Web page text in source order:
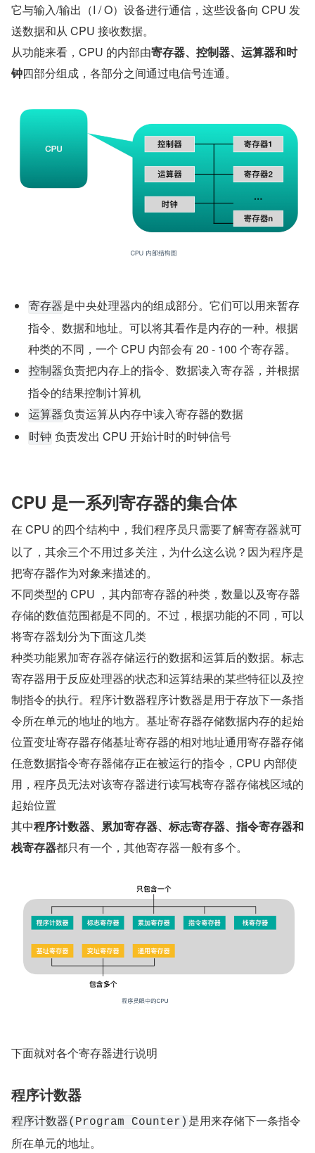
它与输入/输出（I / O）设备进行通信，这些设备向 CPU 发
送数据和从 CPU 接收数据。
从功能来看，CPU 的内部由寄存器、控制器、运算器和时
钟四部分组成，各部分之间通过电信号连通。
寄存器是中央处理器内的组成部分。它们可以用来暂存
指令、数据和地址。可以将其看作是内存的一种。根据
种类的不同，一个 CPU 内部会有 20 - 100 个寄存器。
控制器负责把内存上的指令、数据读入寄存器，并根据
指令的结果控制计算机
运算器负责运算从内存中读入寄存器的数据
时钟 负责发出 CPU 开始计时的时钟信号
CPU 是一系列寄存器的集合体
在 CPU 的四个结构中，我们程序员只需要了解寄存器就可
以了，其余三个不用过多关注，为什么这么说？因为程序是
把寄存器作为对象来描述的。
不同类型的 CPU ，其内部寄存器的种类，数量以及寄存器
存储的数值范围都是不同的。不过，根据功能的不同，可以
将寄存器划分为下面这几类
种类功能累加寄存器存储运行的数据和运算后的数据。标志
寄存器用于反应处理器的状态和运算结果的某些特征以及控
制指令的执行。程序计数器程序计数器是用于存放下一条指
令所在单元的地址的地方。基址寄存器存储数据内存的起始
位置变址寄存器存储基址寄存器的相对地址通用寄存器存储
任意数据指令寄存器储存正在被运行的指令，CPU 内部使
用，程序员无法对该寄存器进行读写栈寄存器存储栈区域的
起始位置
其中程序计数器、累加寄存器、标志寄存器、指令寄存器和
栈寄存器都只有一个，其他寄存器一般有多个。
下面就对各个寄存器进行说明
程序计数器
程序计数器(Program Counter) 是用来存储下一条指令
所在单元的地址。